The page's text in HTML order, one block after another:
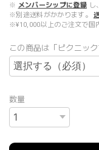
※ メンバーシップに登録 し
※別途送料がかかります。
※¥10,000以上のご注文で国
この商品は「ピクニッ
数量